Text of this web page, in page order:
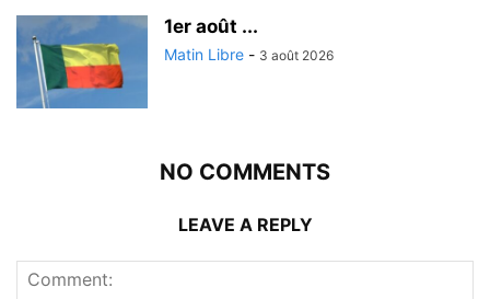
1er août ...
Matin Libre - 3 août 2026
NO COMMENTS
LEAVE A REPLY